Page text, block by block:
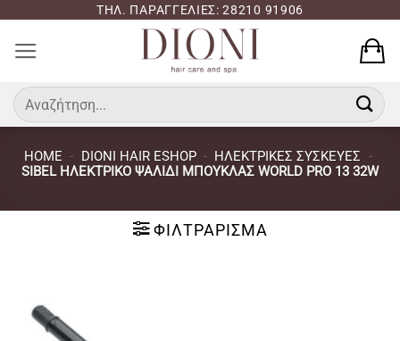
περιεχόμενο
ΤΗΛ. ΠΑΡΑΓΓΕΛΙΕΣ: 28210 91906
Αναζήτηση
για:
HOME - DIONI HAIR ESHOP - ΗΛΕΚΤΡΙΚΈΣ ΣΥΣΚΕΥΈΣ -
SIBEL ΗΛΕΚΤΡΙΚΌ ΨΑΛΊΔΙ ΜΠΟΎΚΛΑΣ WORLD PRO 13 32W
ΦΙΛΤΡΆΡΙΣΜΑ